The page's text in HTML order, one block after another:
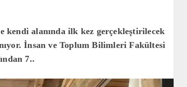
kendi alanında ilk kez gerçekleştirilecek
İnsan ve Toplum Bilimleri Fakültesi
7..